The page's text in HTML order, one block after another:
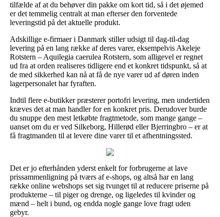
tilfælde af at du behøver din pakke om kort tid, så i det øjemed
er det temmelig centralt at man efterser den forventede
leveringstid på det aktuelle produkt.
Adskillige e-firmaer i Danmark stiller udsigt til dag-til-dag
levering på en lang række af deres varer, eksempelvis Akeleje
Rotstern – Aquilegia caerulea Rotstern, som alligevel er regnet
ud fra at orden realiseres tidligere end et konkret tidspunkt, så at
de med sikkerhed kan nå at få de nye varer ud af døren inden
lagerpersonalet har fyraften.
Indtil flere e-butikker præsterer portofri levering, men undertiden
kræves det at man handler for en konkret pris. Derudover burde
du snuppe den mest letkøbte fragtmetode, som mange gange –
uanset om du er ved Silkeborg, Hillerød eller Bjerringbro – er at
få fragtmanden til at levere dine varer til et afhentningssted.
Det er jo efterhånden yderst enkelt for forbrugerne at lave
prissammenligning på tværs af e-shops, og altså har en lang
række online webshops set sig tvunget til at reducere priserne på
produkterne – til piger og drenge, og ligeledes til kvinder og
mænd – helt i bund, og endda nogle gange love fragt uden
gebyr.